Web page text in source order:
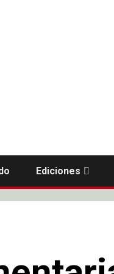
Ediciones